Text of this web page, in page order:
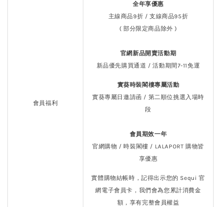
會員福利
全年享優惠
主線商品9折 / 支線商品95折
( 部分限定商品除外 )
官網新品開賣活動期
新品優先購買通道 / 活動期間7-11免運
實葵時裝閣樓專屬活動
實葵專屬日邀請函 / 第二順位挑選入場時
段
會員期效一年
官網購物 / 時裝閣樓 / LALAPORT 購物皆
享優惠
實體購物結帳時，記得出示您的 Sequi 官
網電子會員卡，我們會為您累計消費金
額，享有完整會員權益